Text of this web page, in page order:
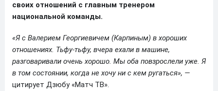
своих отношений с главным тренером
национальной команды.
«Я с Валерием Георгиевичем (Карпиным) в хороших
отношениях. Тьфу‑тьфу, вчера ехали в машине,
разговаривали очень хорошо. Мы оба повзрослели уже. Я
в том состоянии, когда не хочу ни с кем ругаться», —
цитирует Дзюбу «Матч ТВ».